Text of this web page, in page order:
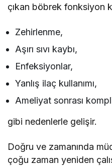
çıkan böbrek fonksiyon
Zehirlenme,
Aşırı sıvı kaybı,
Enfeksiyonlar,
Yanlış ilaç kullanımı,
Ameliyat sonrası
gibi nedenlerle gelişir.
Doğru ve zamanında
çoğu zaman yeniden